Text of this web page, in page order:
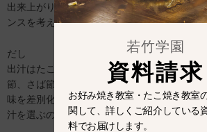
出来上がりの食感、自分の出したい味が出せ
ンスを考えて選ぶのが望ましいでしょう。
だし
出汁はたこ焼き粉に含まれていますが、成分
節、さば節、昆布など種類が豊富です。
味を差別化する上で大切な部分なので、店の
汁を選ぶのがよいでしょう。
若竹学園
資料請求
お好み焼き教室・たこ焼き教室
関して、詳しくご紹介している
料でお届けします。